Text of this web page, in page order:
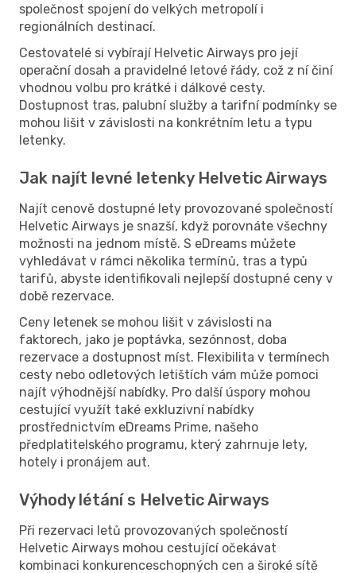
společnost spojení do velkých metropolí i
regionálních destinací.
Cestovatelé si vybírají Helvetic Airways pro její
operační dosah a pravidelné letové řády, což z ní činí
vhodnou volbu pro krátké i dálkové cesty.
Dostupnost tras, palubní služby a tarifní podmínky se
mohou lišit v závislosti na konkrétním letu a typu
letenky.
Jak najít levné letenky Helvetic Airways
Najít cenově dostupné lety provozované společností
Helvetic Airways je snazší, když porovnáte všechny
možnosti na jednom místě. S eDreams můžete
vyhledávat v rámci několika termínů, tras a typů
tarifů, abyste identifikovali nejlepší dostupné ceny v
době rezervace.
Ceny letenek se mohou lišit v závislosti na
faktorech, jako je poptávka, sezónnost, doba
rezervace a dostupnost míst. Flexibilita v termínech
cesty nebo odletových letištích vám může pomoci
najít výhodnější nabídky. Pro další úspory mohou
cestující využít také exkluzivní nabídky
prostřednictvím eDreams Prime, našeho
předplatitelského programu, který zahrnuje lety,
hotely i pronájem aut.
Výhody létání s Helvetic Airways
Při rezervaci letů provozovaných společností
Helvetic Airways mohou cestující očekávat
kombinaci konkurenceschopných cen a široké sítě